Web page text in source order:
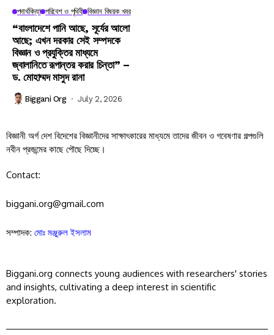
পদার্থবিদ্যা পরিবেশ ও পৃথিবী বিজ্ঞান বিষয়ক খবর
“বাংলাদেশে পানি আছে, সূর্যের আলো
আছে; এখন দরকার সেই সম্পদকে
বিজ্ঞান ও প্রযুক্তির মাধ্যমে
জ্বালানিতে রূপান্তর করার চিন্তা” –
ড. মোহাম্মদ মাসুদ রানা
Biggani Org July 2, 2026
বিজ্ঞানী অর্গ দেশ বিদেশের বিজ্ঞানীদের সাক্ষাৎকারের মাধ্যমে তাদের জীবন ও গবেষণার গল্পগুলি
নবীন প্রজন্মের কাছে পৌছে দিচ্ছে।
Contact:
biggani.org@gmail.com
সম্পাদক: মোঃ মঞ্জুরুল ইসলাম
Biggani.org connects young audiences with researchers' stories
and insights, cultivating a deep interest in scientific
exploration.